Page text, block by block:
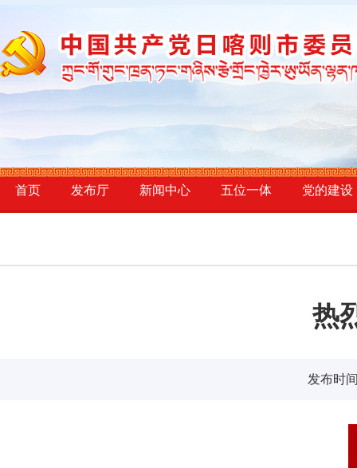
首页 发布厅 新闻中心 五位一体 党的建设
热
发布时